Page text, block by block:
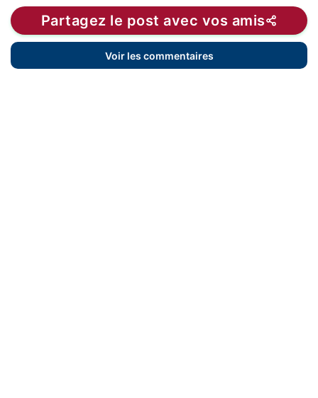
Partagez le post avec vos amis
Voir les commentaires